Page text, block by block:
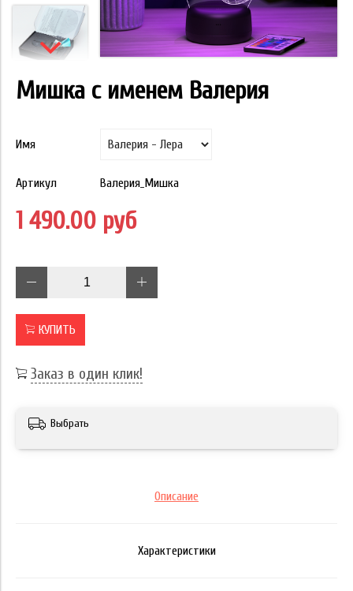
Мишка с именем Валерия
Имя
Артикул Валерия_Мишка
1 490.00 руб
КУПИТЬ
Заказ в один клик!
Выбрать
Описание
Характеристики